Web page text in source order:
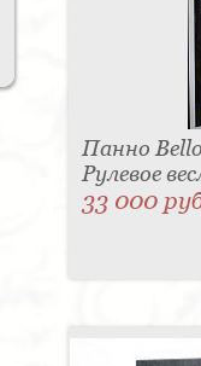
Панно
Рулевое
33 000